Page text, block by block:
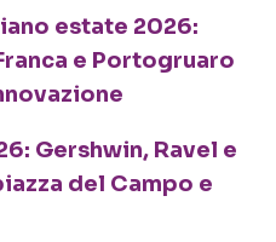
estate 2026:
e Portogruaro
Gershwin, Ravel e
del Campo e